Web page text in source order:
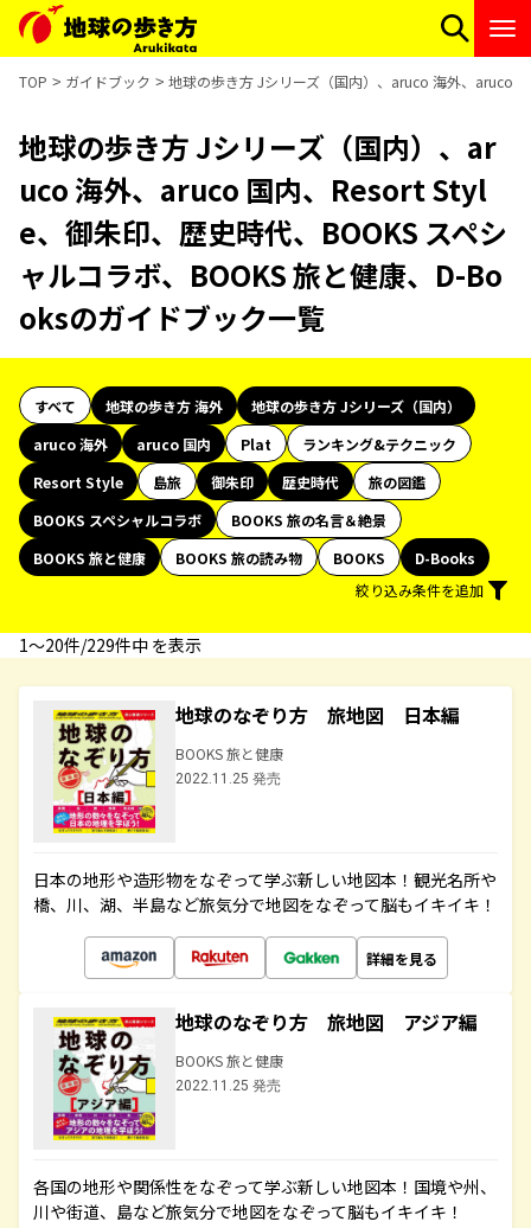
TOP ガイドブック 地球の歩き方 Jシリーズ（国内）、aruco 海外、aruco
地球の歩き方 Jシリーズ（国内）、ar
uco 海外、aruco 国内、Resort Styl
e、御朱印、歴史時代、BOOKS スペシ
ャルコラボ、BOOKS 旅と健康、D-Bo
oksのガイドブック一覧
すべて 地球の歩き方 海外
地球の歩き方 Jシリーズ（国内）
aruco 海外
aruco 国内 Plat
ランキング&テクニック
Resort Style
島旅 御朱印 歴史時代
旅の図鑑
BOOKS スペシャルコラボ
BOOKS 旅の名言＆絶景
BOOKS 旅と健康
BOOKS 旅の読み物 BOOKS
D-Books
絞り込み条件を追加
1〜20件/229件中 を表示
地球のなぞり方 旅地図 日本編
BOOKS 旅と健康
2022.11.25 発売
日本の地形や造形物をなぞって学ぶ新しい地図本！観光名所や
橋、川、湖、半島など旅気分で地図をなぞって脳もイキイキ！
詳細を見る
地球のなぞり方 旅地図 アジア編
BOOKS 旅と健康
2022.11.25 発売
各国の地形や関係性をなぞって学ぶ新しい地図本！国境や州、
川や街道、島など旅気分で地図をなぞって脳もイキイキ！